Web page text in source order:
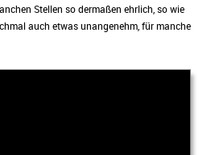
Stellen so dermaßen ehrlich, so wie
auch etwas unangenehm, für manche